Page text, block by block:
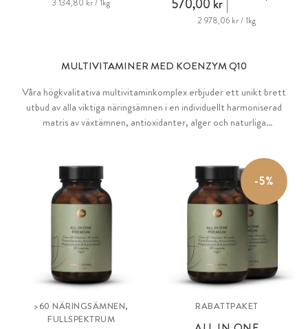
570,00 kr
2 978,06 kr / 1kg
MULTIVITAMINER MED KOENZYM Q10
Våra högkvalitativa multivitaminkomplex erbjuder ett unikt brett
utbud av alla viktiga näringsämnen i en individuellt harmoniserad
matris av växtämnen, antioxidanter, alger och naturliga
>60 NÄRINGSÄMNEN,
FULLSPEKTRUM
-5%
RABATTPAKET